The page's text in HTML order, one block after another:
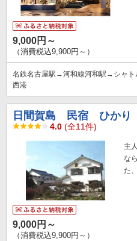
9,000円～
（消費税込9,900円～）
名鉄名古屋駅→河和線河和駅→シャ
西港
日間賀島 民宿 ひかり
4.0 (全11件)
主
な
た
9,000円～
（消費税込9,900円～）